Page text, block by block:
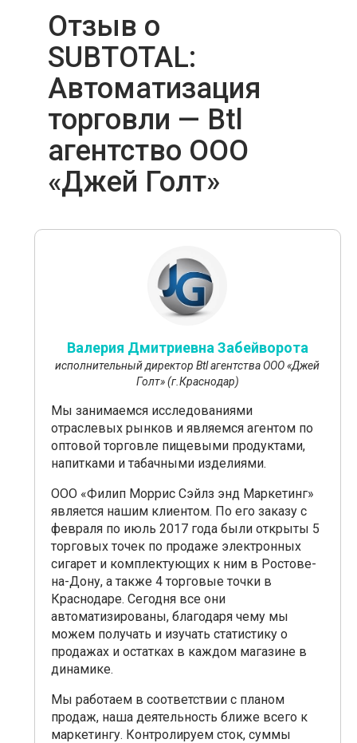
Отзыв о
SUBTOTAL:
Автоматизация
торговли — Btl
агентство ООО
«Джей Голт»
Валерия Дмитриевна Забейворота
исполнительный директор Btl агентства ООО «Джей
Голт» (г.Краснодар)
Мы занимаемся исследованиями
отраслевых рынков и являемся агентом по
оптовойторговле пищевыми продуктами,
напитками и табачными изделиями.
ООО «Филип Моррис Сэйлз энд Маркетинг»
является нашим клиентом. По его заказу с
февраля по июль 2017 года были открыты 5
торговых точек по продаже электронных
сигарет и комплектующих к ним в Ростове-
на-Дону, а также 4 торговые точки в
Краснодаре. Сегодня все они
автоматизированы, благодаря чему мы
можем получать и изучать статистику о
продажах и остатках в каждом магазине в
динамике.
Мы работаем в соответствии с планом
продаж, наша деятельность ближе всего к
маркетингу. Контролируем сток, суммы